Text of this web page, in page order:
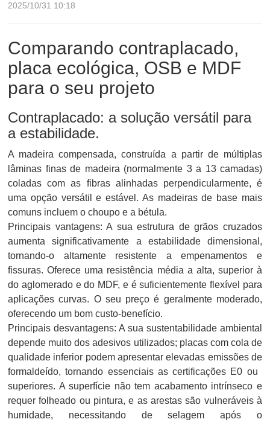
2025/10/31 10:18
Comparando contraplacado,
placa ecológica, OSB e MDF
para o seu projeto
Contraplacado: a solução versátil para
a estabilidade.
A madeira compensada, construída a partir de múltiplas
lâminas finas de madeira (normalmente 3 a 13 camadas)
coladas com as fibras alinhadas perpendicularmente, é
uma opção versátil e estável. As madeiras de base mais
comuns incluem o choupo e a bétula.
Principais vantagens: A sua estrutura de grãos cruzados
aumenta significativamente a estabilidade dimensional,
tornando-o altamente resistente a empenamentos e
fissuras. Oferece uma resistência média a alta, superior à
do aglomerado e do MDF, e é suficientemente flexível para
aplicações curvas. O seu preço é geralmente moderado,
oferecendo um bom custo-benefício.
Principais desvantagens: A sua sustentabilidade ambiental
depende muito dos adesivos utilizados; placas com cola de
qualidade inferior podem apresentar elevadas emissões de
formaldeído, tornando essenciais as certificações E0 ou ​​
superiores. A superfície não tem acabamento intrínseco e
requer folheado ou pintura, e as arestas são vulneráveis ​​à
humidade, necessitando de selagem após o